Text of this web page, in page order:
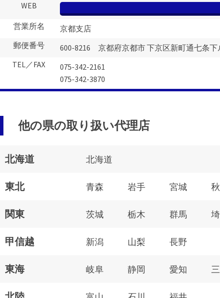
WEB
営業所名
京都支店
郵便番号
600-8216 京都府京都市 下京区新町通七条下
TEL／FAX
075-342-2161
075-342-3870
他の県の取り扱い代理店
北海道 北海道
東北 青森 岩手 宮城
関東 茨城 栃木 群馬
甲信越 新潟 山梨 長野
東海 岐阜 静岡 愛知